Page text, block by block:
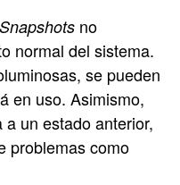
Snapshots no
normal del sistema.
se pueden
en uso. Asimismo,
un estado anterior,
problemas como